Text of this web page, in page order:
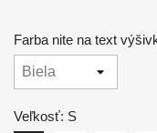
Farba nite na text
Veľkosť: S